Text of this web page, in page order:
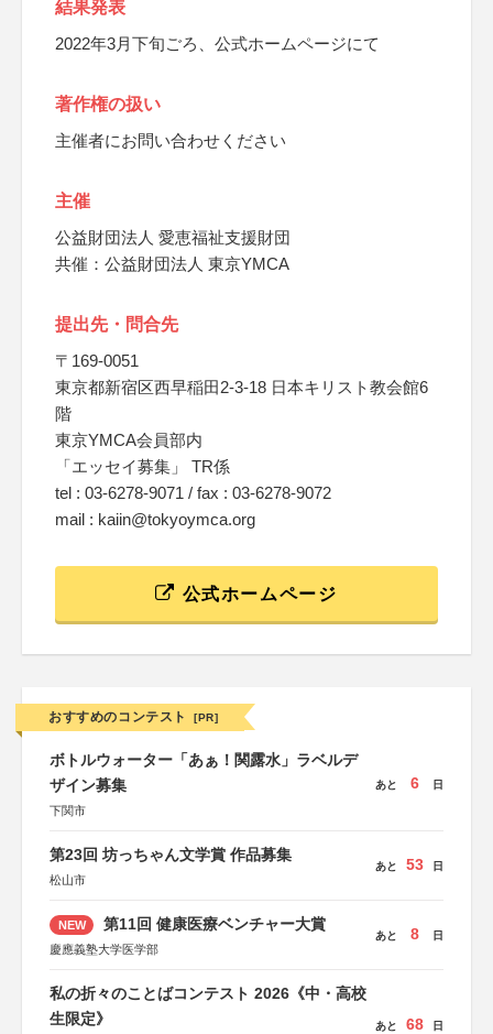
結果発表
2022年3月下旬ごろ、公式ホームページにて
著作権の扱い
主催者にお問い合わせください
主催
公益財団法人 愛恵福祉支援財団
共催：公益財団法人 東京YMCA
提出先・問合先
〒169-0051
東京都新宿区西早稲田2-3-18 日本キリスト教会館6
階
東京YMCA会員部内
「エッセイ募集」 TR係
tel : 03-6278-9071 / fax : 03-6278-9072
mail : kaiin@tokyoymca.org
公式ホームページ
おすすめのコンテスト [PR]
ボトルウォーター「あぁ！関露水」ラベルデ
ザイン募集
下関市
あと 6 日
第23回 坊っちゃん文学賞 作品募集
松山市
あと 53 日
NEW 第11回 健康医療ベンチャー大賞
慶應義塾大学医学部
あと 8 日
私の折々のことばコンテスト 2026《中・高校
生限定》
あと 68 日